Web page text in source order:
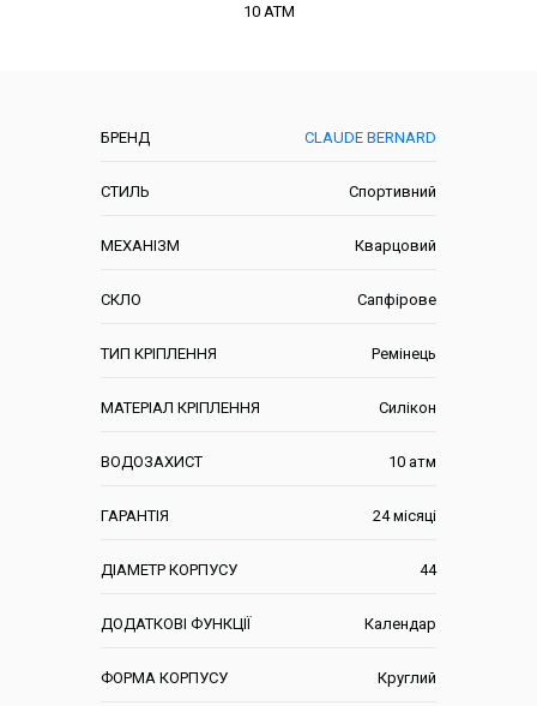
БРЕНД CLAUDE BERNARD
СТИЛЬ Спортивний
МЕХАНІЗМ Кварцовий
СКЛО Сапфірове
ТИП КРІПЛЕННЯ Ремінець
МАТЕРІАЛ КРІПЛЕННЯ Силікон
ВОДОЗАХИСТ 10 атм
ГАРАНТІЯ 24 місяці
ДІАМЕТР КОРПУСУ 44
ДОДАТКОВІ ФУНКЦІЇ Календар
ФОРМА КОРПУСУ Круглий
10 АТМ